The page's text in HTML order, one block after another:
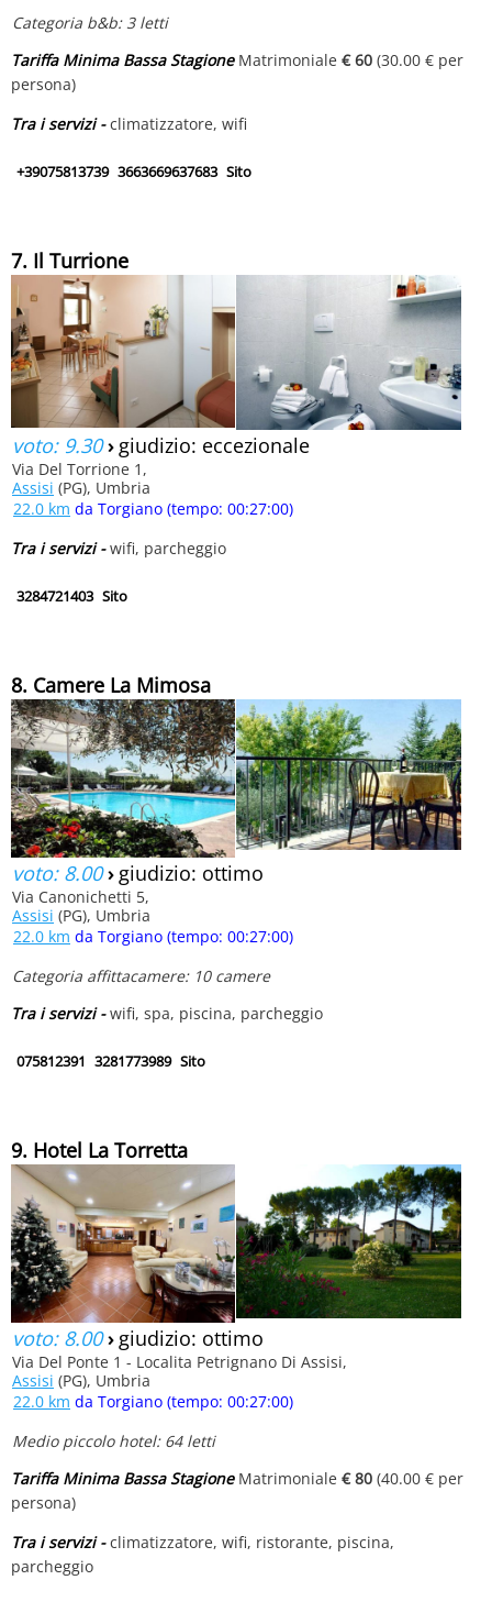
Categoria b&b: 3 letti
Tariffa Minima Bassa StagioneMatrimoniale € 60 (30.00 € per
persona)
Tra i servizi -climatizzatore, wifi
+39075813739 3663669637683 Sito
7. Il Turrione
voto: 9.30› giudizio: eccezionale
Via Del Torrione 1,
Assisi (PG), Umbria
22.0 km da Torgiano (tempo: 00:27:00)
Tra i servizi -wifi, parcheggio
3284721403 Sito
8. Camere La Mimosa
voto: 8.00› giudizio: ottimo
Via Canonichetti 5,
Assisi (PG), Umbria
22.0 km da Torgiano (tempo: 00:27:00)
Categoria affittacamere: 10 camere
Tra i servizi -wifi, spa, piscina, parcheggio
075812391 3281773989 Sito
9. Hotel La Torretta
voto: 8.00› giudizio: ottimo
Via Del Ponte 1 - Localita Petrignano Di Assisi,
Assisi (PG), Umbria
22.0 km da Torgiano (tempo: 00:27:00)
Medio piccolo hotel: 64 letti
Tariffa Minima Bassa StagioneMatrimoniale € 80 (40.00 € per
persona)
Tra i servizi -climatizzatore, wifi, ristorante, piscina,
parcheggio